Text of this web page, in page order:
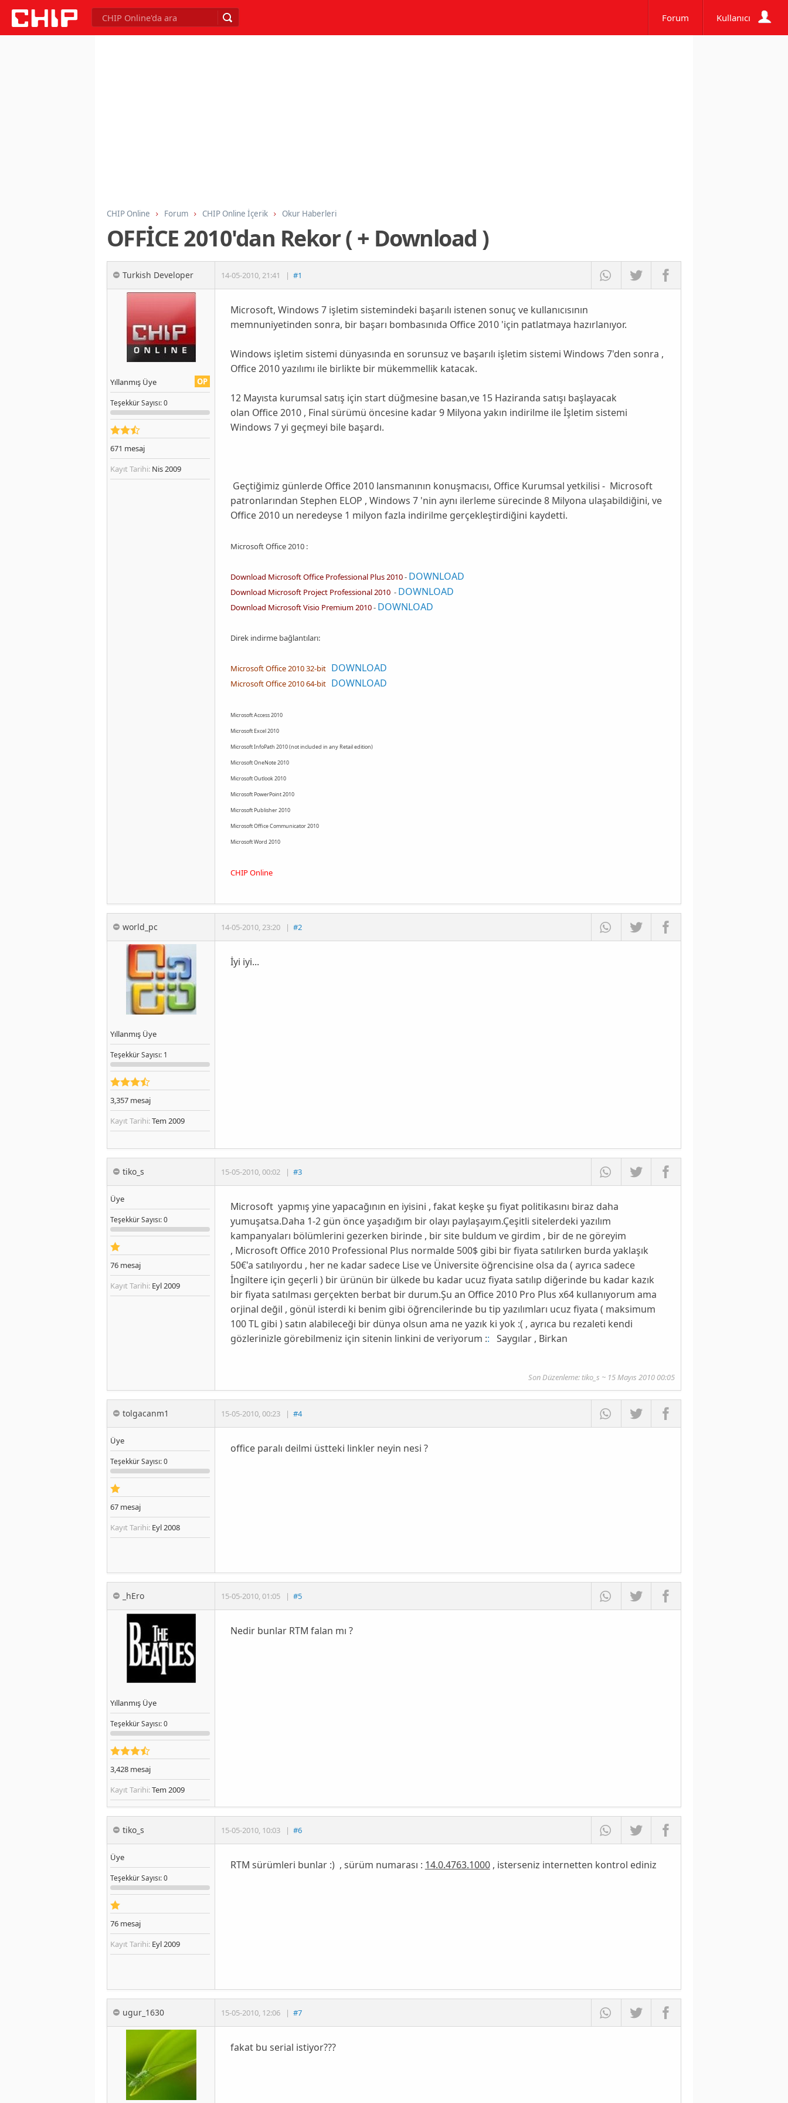
Forum Kullanıcı
CHIP Online Forum CHIP Online İçerik Okur Haberleri
OFFİCE 2010'dan Rekor ( + Download )
Turkish Developer 14-05-2010,21:41 | #1
OP
Yıllanmış Üye
TeşekkürSayısı: 0
671 mesaj
Kayıt Tarihi: Nis 2009
Microsoft, Windows 7işletim sistemindeki başarılı istenen sonuç ve kullanıcısının
memnuniyetinden sonra, bir başarı bombasınıda Office 2010'için patlatmaya hazırlanıyor.
Windows işletim sistemi dünyasında en sorunsuz ve başarılı işletim sistemi Windows 7'den sonra ,
Office 2010 yazılımı ile birlikte bir mükemmellik katacak.
12 Mayısta kurumsal satış için start düğmesine basan,ve 15 Haziranda satışı başlayacak
olan Office 2010 , Final sürümü öncesine kadar 9 Milyona yakın indirilme ile İşletim sistemi
Windows 7 yi geçmeyi bile başardı.
Geçtiğimiz günlerde Office 2010 lansmanının konuşmacısı, Office Kurumsal yetkilisi - Microsoft
patronlarından Stephen ELOP , Windows 7 'nin aynı ilerleme sürecinde 8 Milyona ulaşabildiğini, ve
Office 2010 un neredeyse 1 milyon fazla indirilme gerçekleştirdiğini kaydetti.
Microsoft Office 2010 :
Download Microsoft Office Professional Plus 2010- DOWNLOAD
Download Microsoft Project Professional 2010- DOWNLOAD
Download Microsoft Visio Premium 2010- DOWNLOAD
Direk indirme bağlantıları:
Microsoft Office 2010 32-bit DOWNLOAD
Microsoft Office 2010 64-bit DOWNLOAD
Microsoft Access 2010
Microsoft Excel 2010
Microsoft InfoPath 2010 (not included in any Retail edition)
Microsoft OneNote 2010
Microsoft Outlook 2010
Microsoft PowerPoint 2010
Microsoft Publisher 2010
Microsoft Office Communicator 2010
Microsoft Word 2010
CHIP Online
world_pc 14-05-2010,23:20 | #2
Yıllanmış Üye
TeşekkürSayısı: 1
3,357 mesaj
Kayıt Tarihi:Tem 2009
İyi iyi...
tiko_s 15-05-2010,00:02 | #3
Üye
TeşekkürSayısı: 0
76 mesaj
Kayıt Tarihi: Eyl 2009
Microsoft yapmış yine yapacağının en iyisini , fakat keşke şu fiyat politikasını biraz daha
yumuşatsa.Daha 1-2 gün önce yaşadığım bir olayı paylaşayım.Çeşitli sitelerdeki yazılım
kampanyaları bölümlerini gezerken birinde , bir site buldum ve girdim , bir de ne göreyim
, Microsoft Office 2010 Professional Plus normalde 500$ gibi bir fiyata satılırken burda yaklaşık
50€'a satılıyordu , her ne kadar sadece Lise ve Üniversite öğrencisine olsa da ( ayrıca sadece
İngiltere için geçerli ) bir ürünün bir ülkede bu kadar ucuz fiyata satılıp diğerinde bu kadar kazık
bir fiyata satılması gerçekten berbat bir durum.Şu an Office 2010 Pro Plus x64 kullanıyorum ama
orjinal değil , gönül isterdi ki benim gibi öğrencilerinde bu tip yazılımları ucuz fiyata ( maksimum
100 TL gibi ) satın alabileceği bir dünya olsun ama ne yazık ki yok :( , ayrıca bu rezaleti kendi
gözlerinizle görebilmeniz için sitenin linkini de veriyorum :: Saygılar , Birkan
Son Düzenleme: tiko_s ~ 15 Mayıs 2010 00:05
tolgacanm1 15-05-2010,00:23 | #4
Üye
TeşekkürSayısı: 0
67 mesaj
Kayıt Tarihi: Eyl 2008
office paralı deilmi üstteki linkler neyin nesi ?
_hEro 15-05-2010,01:05 | #5
Yıllanmış Üye
TeşekkürSayısı: 0
3,428 mesaj
Kayıt Tarihi:Tem 2009
Nedir bunlar RTM falan mı ?
tiko_s 15-05-2010, 10:03 | #6
Üye
TeşekkürSayısı: 0
76 mesaj
Kayıt Tarihi: Eyl 2009
RTM sürümleri bunlar :) , sürüm numarası : 14.0.4763.1000, isterseniz internetten kontrol ediniz
ugur_1630 15-05-2010, 12:06 | #7
fakat bu serial istiyor???